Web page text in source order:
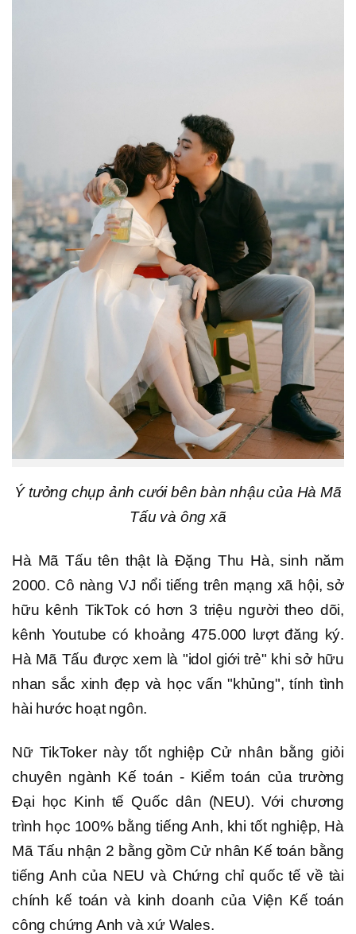
Ý tưởng chụp ảnh cưới bên bàn nhậu của Hà Mã
Tấu và ông xã
Hà Mã Tấu tên thật là Đặng Thu Hà, sinh năm
2000. Cô nàng VJ nổi tiếng trên mạng xã hội, sở
hữu kênh TikTok có hơn 3 triệu người theo dõi,
kênh Youtube có khoảng 475.000 lượt đăng ký.
Hà Mã Tấu được xem là "idol giới trẻ" khi sở hữu
nhan sắc xinh đẹp và học vấn "khủng", tính tình
hài hước hoạt ngôn.
Nữ TikToker này tốt nghiệp Cử nhân bằng giỏi
chuyên ngành Kế toán - Kiểm toán của trường
Đại học Kinh tế Quốc dân (NEU). Với chương
trình học 100% bằng tiếng Anh, khi tốt nghiệp, Hà
Mã Tấu nhận 2 bằng gồm Cử nhân Kế toán bằng
tiếng Anh của NEU và Chứng chỉ quốc tế về tài
chính kế toán và kinh doanh của Viện Kế toán
công chứng Anh và xứ Wales.